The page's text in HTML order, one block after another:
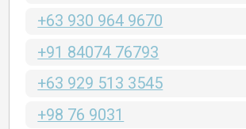
+63 930 964 9670
+91 84074 76793
+63 929 513 3545
+98 76 9031